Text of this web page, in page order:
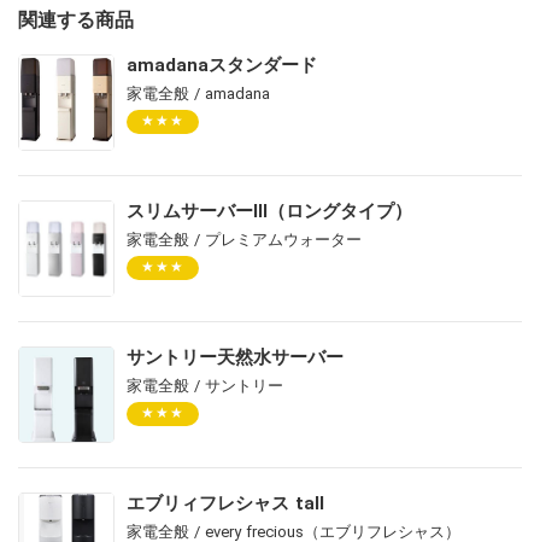
関連する商品
amadanaスタンダード
家電全般 / amadana
★★★
スリムサーバーⅢ（ロングタイプ）
家電全般 / プレミアムウォーター
★★★
サントリー天然水サーバー
家電全般 / サントリー
★★★
エブリィフレシャス tall
家電全般 / every frecious（エブリフレシャス）